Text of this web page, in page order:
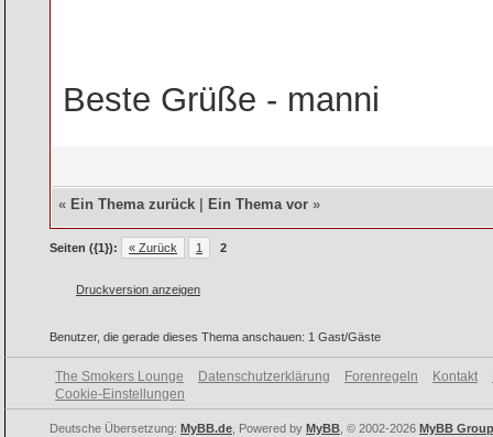
Beste Grüße - manni
« Ein Thema zurück Ein Thema vor »
Seiten ({1}): « Zurück 1 2
Druckversion anzeigen
Benutzer, die gerade dieses Thema anschauen: 1 Gast/Gäste
The Smokers Lounge Datenschutzerklärung Forenregeln Kontakt
Cookie-Einstellungen
Deutsche Übersetzung: MyBB.de , Powered by MyBB , © 2002-2026 MyBB Group